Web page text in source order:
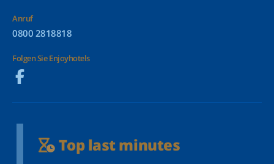
Anruf
0800 2818818
Folgen Sie Enjoyhotels
Top last minutes